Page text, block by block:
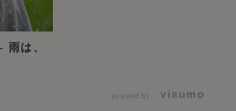
x D960
x D270
は、
powered by